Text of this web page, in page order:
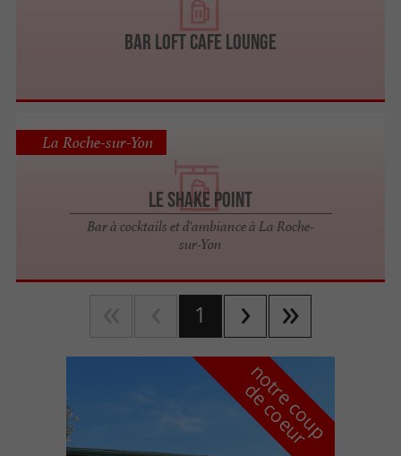
BAR LOFT CAFE LOUNGE
Le Shake Point
Bar à cocktails et d'ambiance à La Roche-
sur-Yon
La Roche-sur-Yon
1
n
o
t
r
e
c
o
u
p
d
e
c
o
e
u
r